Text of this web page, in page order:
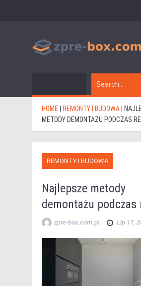
HOME REMONTY I BUDOWA
METODY DEMONTAŻU PODCZAS
REMONTY I BUDOWA
Najlepsze metody
demontażu podczas
zpre-box.com.pl | Lip 17,